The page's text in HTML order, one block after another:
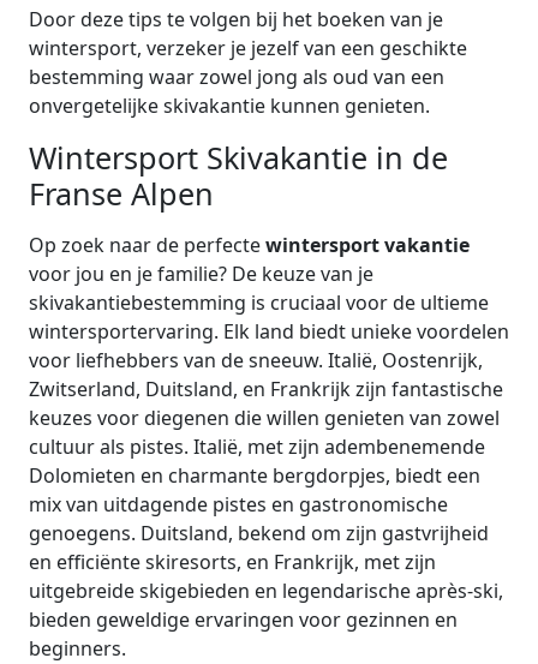
Door deze tips te volgen bij het boeken van je
wintersport, verzeker je jezelf van een geschikte
bestemming waar zowel jong als oud van een
onvergetelijke skivakantie kunnen genieten.
Wintersport Skivakantie in de
Franse Alpen
Op zoek naar de perfectewintersport vakantie
voor jou en je familie? De keuze van je
skivakantiebestemming is cruciaal voor de ultieme
wintersportervaring. Elk land biedt unieke voordelen
voor liefhebbers van de sneeuw. Italië, Oostenrijk,
Zwitserland, Duitsland, en Frankrijk zijn fantastische
keuzes voor diegenen die willen genieten van zowel
cultuur als pistes. Italië, met zijn adembenemende
Dolomieten en charmante bergdorpjes, biedt een
mix van uitdagende pistes en gastronomische
genoegens. Duitsland, bekend om zijn gastvrijheid
en efficiënte skiresorts, en Frankrijk, met zijn
uitgebreide skigebieden en legendarische après-ski,
bieden geweldige ervaringen voor gezinnen en
beginners.